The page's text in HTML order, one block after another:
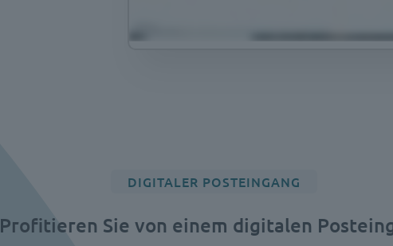
DIGITALER POSTEINGANG
Profitieren Sie von einem digitalen